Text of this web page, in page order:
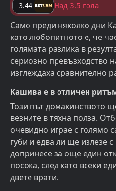
3.44 Над 3.5 гола
Само преди няколко дни
като любопитното е, че
голямата разлика в
сериозно превъзходство
изглеждаха сравнително
Кашива е в отличен
Този път домакинството
везните в тяхна полза.
очевидно играе с голямо
губи и едва ли ще излезе
допринесе за още един
посока, след като всеки
двете врати.